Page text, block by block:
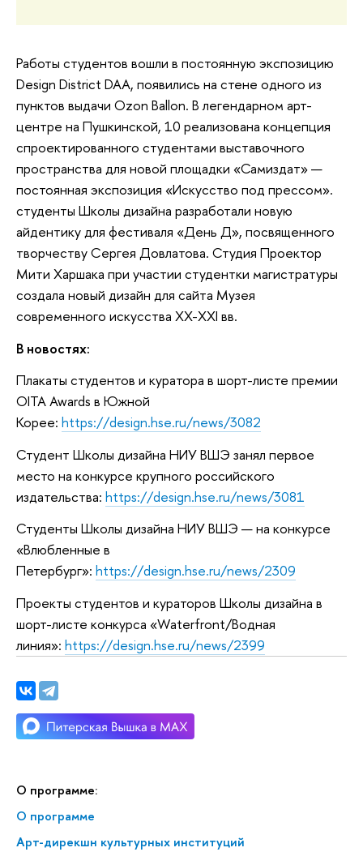
О программе:
О программе
Арт-дирекшн культурных институций
Работы студентов вошли в постоянную экспозицию
Design District DAA, появились на стене одного из
пунктов выдачи Ozon Ballon. В легендарном арт-
центре на Пушкинской, 10 реализована концепция
спроектированного студентами выставочного
пространства для новой площадки «Самиздат» —
постоянная экспозиция «Искусство под прессом».
студенты Школы дизайна разработали новую
айдентику для фестиваля «День Д», посвященного
творчеству Сергея Довлатова. Студия Проектор
Мити Харшака при участии студентки магистратуры
создала новый дизайн для сайта Музея
современного искусства XX-XXI вв.
В новостях:
Плакаты студентов и куратора в шорт-листе премии
OITA Awards в Южной
Корее: https://design.hse.ru/news/3082
Студент Школы дизайна НИУ ВШЭ занял первое
место на конкурсе крупного российского
издательства: https://design.hse.ru/news/3081
Студенты Школы дизайна НИУ ВШЭ — на конкурсе
«Влюбленные в
Петербург»: https://design.hse.ru/news/2309
Проекты студентов и кураторов Школы дизайна в
шорт-листе конкурса «Waterfront/Водная
линия»: https://design.hse.ru/news/2399